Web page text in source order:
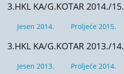
3.HKL KA/G.KOTAR 2014./15.
Jesen 2014. Proljeće 2015.
3.HKL KA/G.KOTAR 2013./14.
Jesen 2013. Proljeće 2014.